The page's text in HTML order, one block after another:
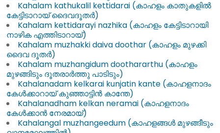
Kahalam kathukalil kettidarai (കാഹളം കാതുകളിൽ
കേട്ടിടാറായ് ദൈവദൂതർ)
Kahalam kettidarayi nazhika (കാഹളം കേട്ടിടാറായി
നാഴിക എത്തിടാറായ്)
Kahalam muzhakki daiva doothar (കാഹളം മുഴക്കി
ദൈവ ദൂതർ)
Kahalam muzhangidum doothararthu (കാഹളം
മുഴങ്ങിടും ദൂതരാർത്തു പാടിടും)
Kahalanadam kelkarai kunjatin kante (കാഹളനാദം
കേൾക്കാറായ് കുഞ്ഞാട്ടിൻ കാന്തേ)
Kahalanadham kelkan neramai (കാഹളനാദം
കേൾക്കാൻ നേരമായ്)
Kahalangal muzhangeedum (കാഹളങ്ങൾ മുഴങ്ങീടും